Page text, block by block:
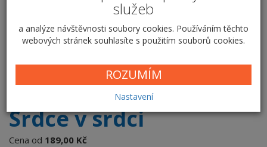
služeb
a analýze návštěvnosti soubory cookies. Používáním těchto
webových stránek souhlasíte s použitím souborů cookies.
ROZUMÍM
Nastavení
Srdce v srdci
Cena od 189,00 Kč